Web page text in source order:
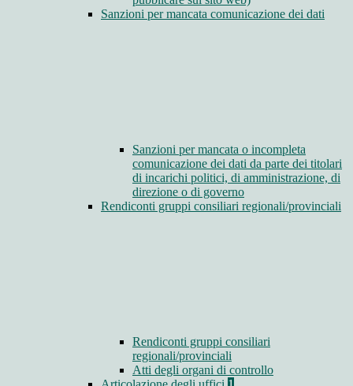
Sanzioni per mancata comunicazione dei dati
Sanzioni per mancata o incompleta
comunicazione dei dati da parte dei titolari
di incarichi politici, di amministrazione, di
direzione o di governo
Rendiconti gruppi consiliari regionali/provinciali
Rendiconti gruppi consiliari
regionali/provinciali
Atti degli organi di controllo